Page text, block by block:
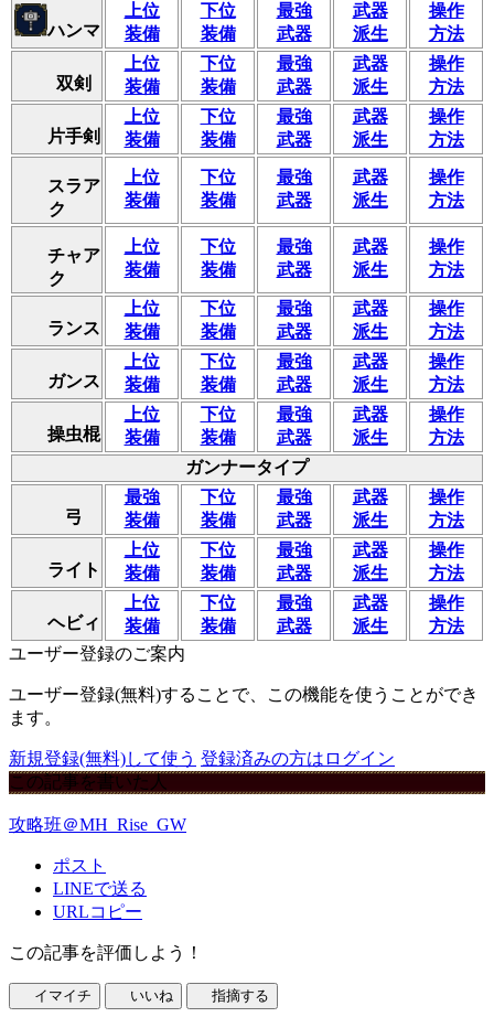
ハンマ
上位
装備
下位
装備
最強
武器
武器
派生
操作
方法
双剣
上位
装備
下位
装備
最強
武器
武器
派生
操作
方法
片手剣
上位
装備
下位
装備
最強
武器
武器
派生
操作
方法
スラア
ク
上位
装備
下位
装備
最強
武器
武器
派生
操作
方法
チャア
ク
上位
装備
下位
装備
最強
武器
武器
派生
操作
方法
ランス
上位
装備
下位
装備
最強
武器
武器
派生
操作
方法
ガンス
上位
装備
下位
装備
最強
武器
武器
派生
操作
方法
操虫棍
上位
装備
下位
装備
最強
武器
武器
派生
操作
方法
ガンナータイプ
弓
最強
装備
下位
装備
最強
武器
武器
派生
操作
方法
ライト
上位
装備
下位
装備
最強
武器
武器
派生
操作
方法
ヘビィ
上位
装備
下位
装備
最強
武器
武器
派生
操作
方法
ユーザー登録のご案内
ユーザー登録(無料)することで、この機能を使うことができ
ます。
新規登録(無料)して使う 登録済みの方はログイン
この記事を書いた人
攻略班＠MH_Rise_GW
ポスト
LINEで送る
URLコピー
この記事を評価しよう！
イマイチ いいね 指摘する